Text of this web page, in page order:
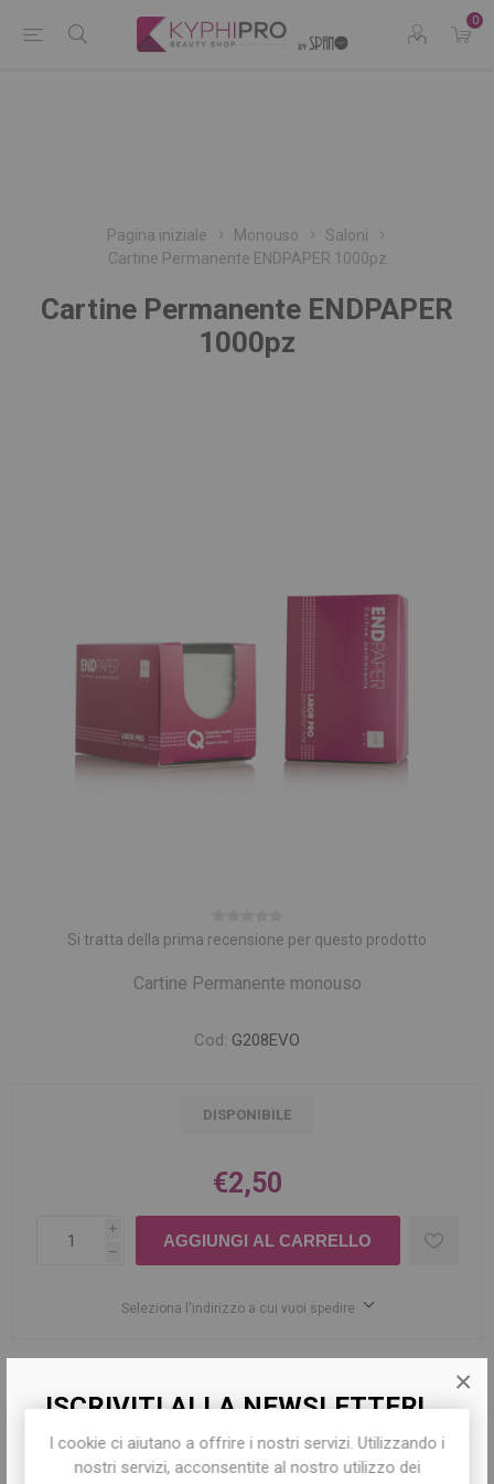
ISCRIVITI ALLA NEWSLETTER!
Iscriviti per conoscere le nostre ultime
×
0
Pagina iniziale Monouso
Saloni
Cartine Permanente ENDPAPER 1000pz
Cartine Permanente ENDPAPER
1000pz
Si tratta della prima recensione per questo prodotto
Cartine Permanente monouso
Cod: G208EVO
DISPONIBILE
€2,50
i
h
Seleziona l'indirizzo a cui vuoi spedire
I cookie ci aiutano a offrire i nostri servizi. Utilizzando i
nostri servizi, acconsentite al nostro utilizzo dei